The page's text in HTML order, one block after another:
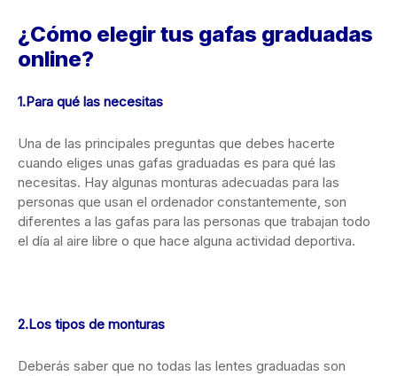
¿Cómo elegir tus gafas graduadas
online?
1.Para qué las necesitas
Una de las principales preguntas que debes hacerte
cuando eliges unas gafas graduadas es para qué las
necesitas. Hay algunas monturas adecuadas para las
personas que usan el ordenador constantemente, son
diferentes a las gafas para las personas que trabajan todo
el día al aire libre o que hace alguna actividad deportiva.
2.Los tipos de monturas
Deberás saber que no todas las lentes graduadas son